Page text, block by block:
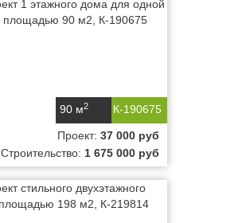
К-190675
90 м2
Проект: 37 000 руб
Строительство: 1 675 000 руб